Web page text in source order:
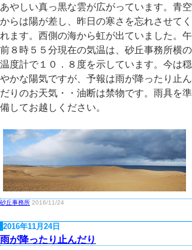
あやしい真っ黒な雲が広がっています。青空
からは陽が差し、昨日の寒さを忘れさせてく
れます。西側の海から虹が出ていました。午
前８時５５分現在の気温は、砂丘事務所横の
温度計で１０．８度を示しています。今は穏
やかな陽気ですが、予報は雨が降ったり止ん
だりのお天気・・油断は禁物です。雨具を準
備してお越しください。
砂丘事務所 2016/11/24
2016年11月24日
雨が降ったり止んだり